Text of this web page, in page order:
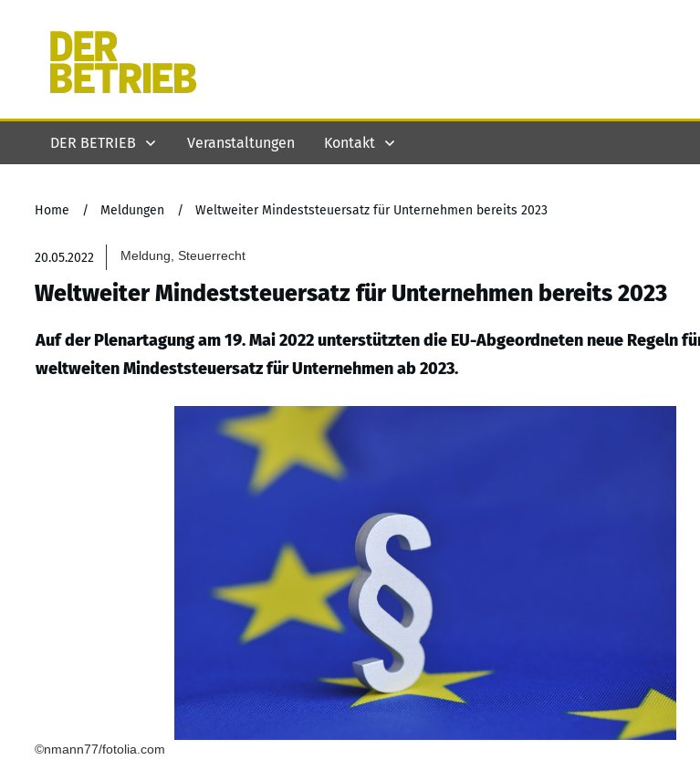
DER BETRIEB Veranstaltungen Kontakt
Home / Meldungen / Weltweiter Mindeststeuersatz für Unternehmen bereits 2023
20.05.2022 Meldung, Steuerrecht
Weltweiter Mindeststeuersatz für Unternehmen bereits 2023
Auf der Plenartagung am 19. Mai 2022 unterstützten die EU-Abgeordneten neue Regeln
weltweiten Mindeststeuersatz für Unternehmen ab 2023.
©nmann77/fotolia.com